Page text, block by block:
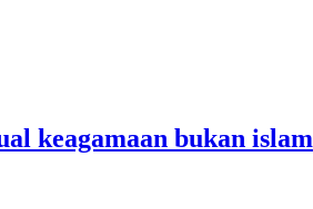
keagamaan bukan islam